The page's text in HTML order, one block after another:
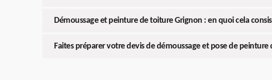
Démoussage et peinture de toiture Grignon : en quoi cela
Faites préparer votre devis de démoussage et pose de